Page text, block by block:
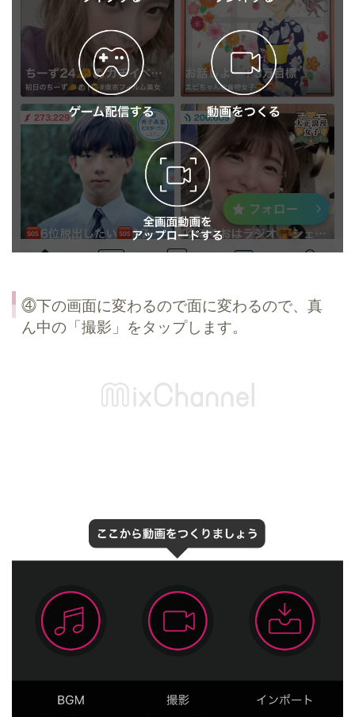
⓸下の画面に変わるので面に変わるので、真
ん中の「撮影」をタップします。